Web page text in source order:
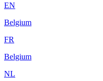
EN
Belgium
FR
Belgium
NL